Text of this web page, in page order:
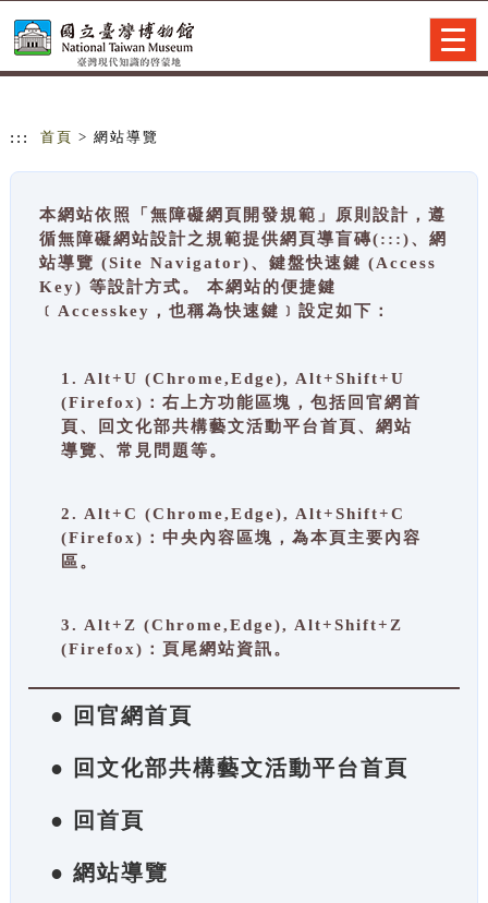
::: 首頁 > 網站導覽
本網站依照「無障礙網頁開發規範」原則設計，遵
循無障礙網站設計之規範提供網頁導盲磚(:::)、網
站導覽 (Site Navigator)、鍵盤快速鍵 (Access
Key) 等設計方式。 本網站的便捷鍵
﹝Accesskey，也稱為快速鍵﹞設定如下：
1. Alt+U (Chrome,Edge), Alt+Shift+U
(Firefox)：右上方功能區塊，包括回官網首
頁、回文化部共構藝文活動平台首頁、網站
導覽、常見問題等。
2. Alt+C (Chrome,Edge), Alt+Shift+C
(Firefox)：中央內容區塊，為本頁主要內容
區。
3. Alt+Z (Chrome,Edge), Alt+Shift+Z
(Firefox)：頁尾網站資訊。
● 回官網首頁
● 回文化部共構藝文活動平台首頁
● 回首頁
● 網站導覽